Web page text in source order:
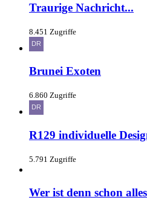
Traurige Nachricht...
8.451 Zugriffe
Brunei Exoten
6.860 Zugriffe
R129 individuelle
5.791 Zugriffe
Wer ist denn schon